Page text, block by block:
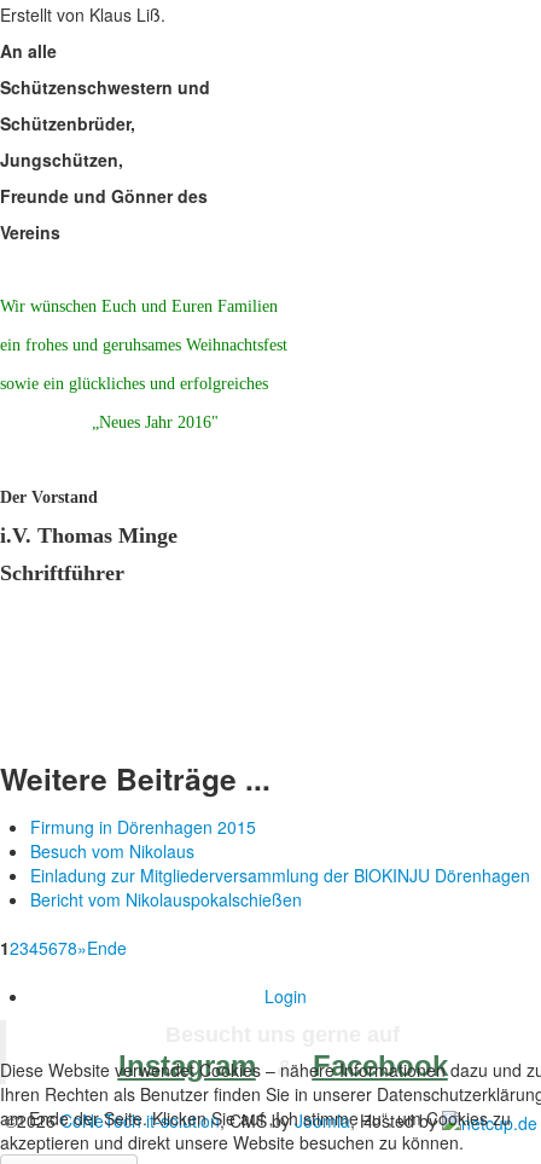
Erstellt von Klaus Liß.
An alle
Schützenschwestern und
Schützenbrüder,
Jungschützen,
Freunde und Gönner des
Vereins
Wir wünschen Euch und Euren Familien
ein frohes und geruhsames Weihnachtsfest
sowie ein glückliches und erfolgreiches
„Neues Jahr 2016"
Der Vorstand
i.V. Thomas Minge
Schriftführer
Weitere Beiträge ...
Firmung in Dörenhagen 2015
Besuch vom Nikolaus
Einladung zur Mitgliederversammlung der BlOKINJU Dörenhagen
Bericht vom Nikolauspokalschießen
12345678»Ende
Login
Instagram & Facebook
©2026CoNeTech it-solution, CMS byJoomla, Hosted by
Diese Website verwendet Cookies – nähere Informationen dazu und
Ihren Rechten als Benutzer finden Sie in unserer
am Ende der Seite. Klicken Sie auf „Ich stimme zu“, um Cookies zu
akzeptieren und direkt unsere Website besuchen zu können.